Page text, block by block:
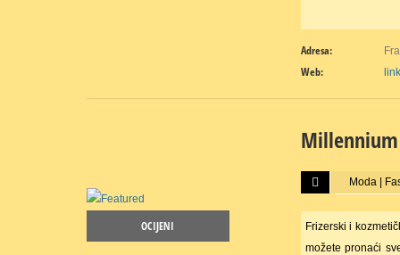
Adresa:
Web: link
OCIJENI
Moda |
Frizerski i
možete pronaći